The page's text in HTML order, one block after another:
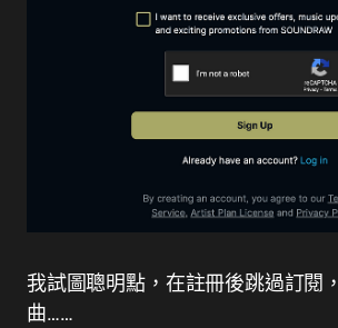
我試圖聰明點，在註冊後跳過訂閱
曲……